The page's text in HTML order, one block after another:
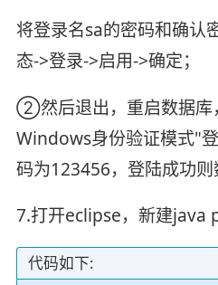
将登录名sa的密码和确认
态->登录->启用->确定；
②然后退出，重启数据库
Windows身份验证模式"
码为123456，登陆成功
7.打开eclipse，新建java
代码如下: